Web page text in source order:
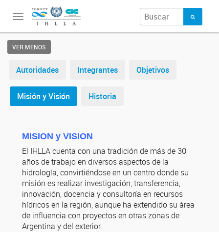
Toggle
navigation
VER MENOS
Autoridades Integrantes Objetivos
Misión y Visión Historia
MISION y VISION
El IHLLA cuenta con una tradición de más de 30
años de trabajo en diversos aspectos de la
hidrología, convirtiéndose en un centro donde su
misión es realizar investigación, transferencia,
innovación, docencia y consultoría en recursos
hídricos en la región, aunque ha extendido su área
de influencia con proyectos en otras zonas de
Argentina y del exterior.